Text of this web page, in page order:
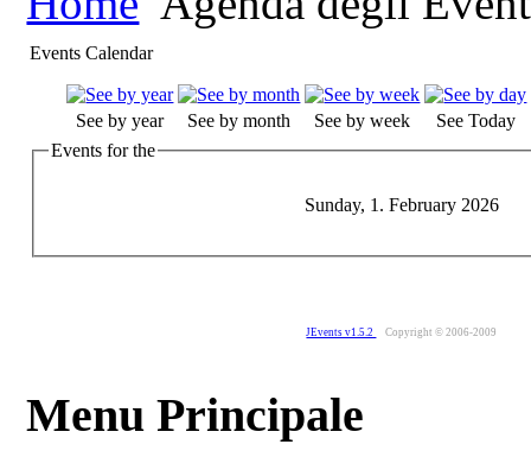
Events Calendar
See by year See by month See by week
See Today
Events for the
Sunday, 1. February 2026
JEvents v1.5.2 Copyright © 2006-2009
Menu Principale